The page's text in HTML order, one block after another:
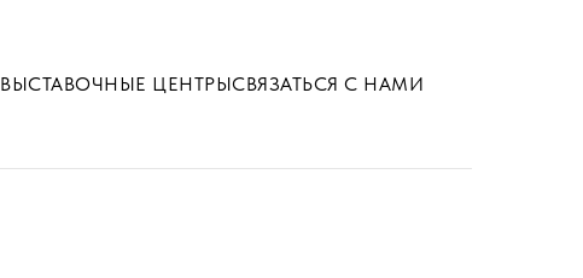
ВЫСТАВОЧНЫЕ ЦЕНТРЫСВЯЗАТЬСЯ С НАМИ